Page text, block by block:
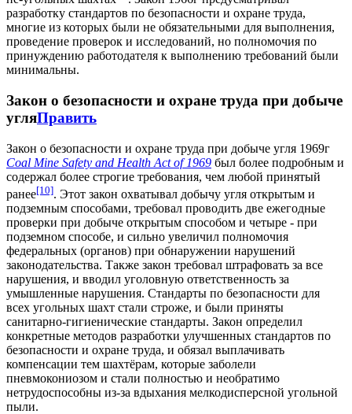
разработку стандартов по безопасности и охране труда,
многие из которых были не обязательными для выполнения,
проведение проверок и исследований, но полномочия по
принуждению работодателя к выполнению требований были
минимальны.
Закон о безопасности и охране труда при добыче
угляПравить
Закон о безопасности и охране труда при добыче угля 1969г
Coal Mine Safety and Health Act of 1969 был более подробным и
содержал более строгие требования, чем любой принятый
ранее[10]. Этот закон охватывал добычу угля открытым и
подземным способами, требовал проводить две ежегодные
проверки при добыче открытым способом и четыре - при
подземном способе, и сильно увеличил полномочия
федеральных (органов) при обнаружении нарушений
законодательства. Также закон требовал штрафовать за все
нарушения, и вводил уголовную ответственность за
умышленные нарушения. Стандарты по безопасности для
всех угольных шахт стали строже, и были приняты
санитарно-гигиенические стандарты. Закон определил
конкретные методов разработки улучшенных стандартов по
безопасности и охране труда, и обязал выплачивать
компенсации тем шахтёрам, которые заболели
пневмокониозом и стали полностью и необратимо
нетрудоспособны из-за вдыхания мелкодисперсной угольной
пыли.